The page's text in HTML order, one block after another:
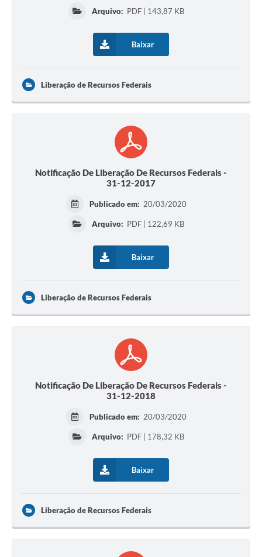
Arquivo: PDF | 143,87 KB
Baixar
Liberação de Recursos Federais
Notificação De Liberação De Recursos Federais -
31-12-2017
Publicado em: 20/03/2020
Arquivo: PDF | 122,69 KB
Baixar
Liberação de Recursos Federais
Notificação De Liberação De Recursos Federais -
31-12-2018
Publicado em: 20/03/2020
Arquivo: PDF | 178,32 KB
Baixar
Liberação de Recursos Federais